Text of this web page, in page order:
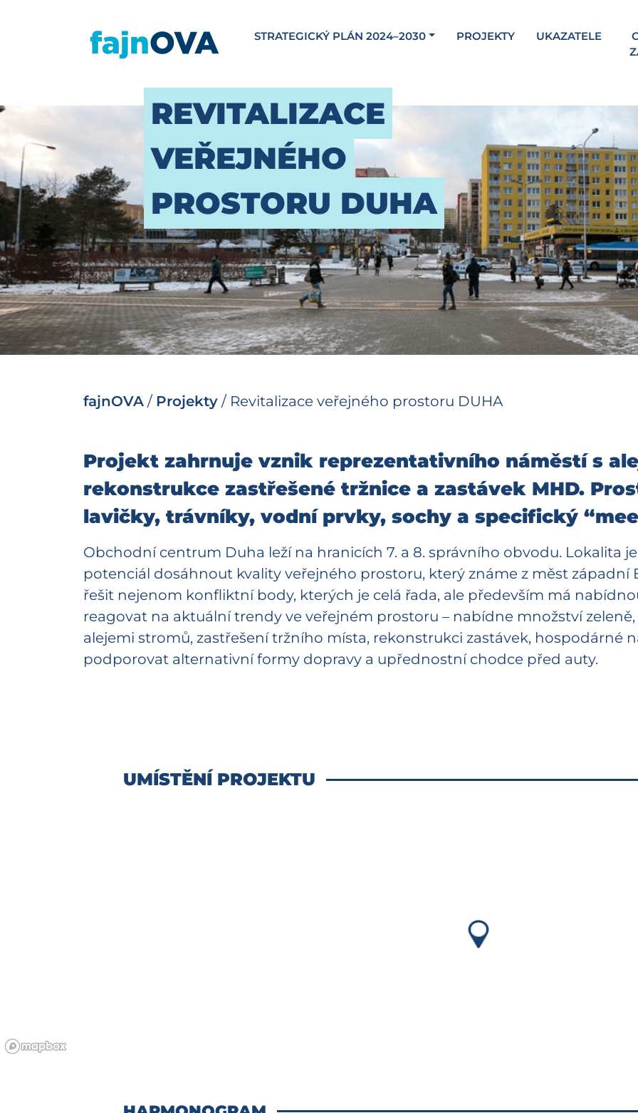
STRATEGICKÝ PLÁN 2024–2030 PROJEKTY UKAZATELE
REVITALIZACE
VEŘEJNÉHO
PROSTORU DUHA
fajnOVA / Projekty / Revitalizace veřejného prostoru DUHA
Projekt zahrnuje vznik reprezentativního náměstí s
rekonstrukce zastřešené tržnice a zastávek MHD.
lavičky, trávníky, vodní prvky, sochy a specifický
Obchodní centrum Duha leží na hranicích 7. a 8. správního obvodu. Lokalita
potenciál dosáhnout kvality veřejného prostoru, který známe z měst západní
řešit nejenom konfliktní body, kterých je celá řada, ale především má
reagovat na aktuální trendy ve veřejném prostoru – nabídne množství
alejemi stromů, zastřešení tržního místa, rekonstrukci zastávek, hospodárné
podporovat alternativní formy dopravy a upřednostní chodce před auty.
UMÍSTĚNÍ PROJEKTU